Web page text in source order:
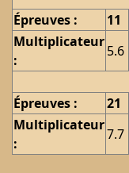
Épreuves : 11
Multiplicateur
:
5.6
Épreuves : 21
Multiplicateur
:
7.7